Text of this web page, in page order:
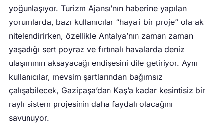
yoğunlaşıyor. Turizm Ajansı’nın haberine yapılan
yorumlarda, bazı kullanıcılar “hayali bir proje” olarak
nitelendirirken, özellikle Antalya’nın zaman zaman
yaşadığı sert poyraz ve fırtınalı havalarda deniz
ulaşımının aksayacağı endişesini dile getiriyor. Aynı
kullanıcılar, mevsim şartlarından bağımsız
çalışabilecek, Gazipaşa’dan Kaş’a kadar kesintisiz bir
raylı sistem projesinin daha faydalı olacağını
savunuyor.